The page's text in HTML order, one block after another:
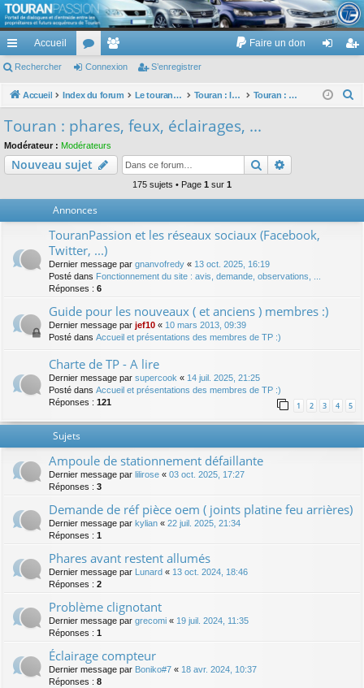
TouranPassion
Le forum des propriétaires ou futurs acquéreurs du Volkswagen Touran
cc
ès
pi
de
Accueil
or
u
e
m
Faire un don
ne nr
Rechercher Connexion S’enregistrer
Accueil Index du forum Le touran dans ses versions I (V1 V2 V3) et II ... Touran : les équipements électriques et électroniques Touran : phares, feux, éclairages, ...
c
Touran : phares, feux, éclairages, ...
Modérateur : Modérateurs
Nouveau sujet Rechercher
175 sujets • Page 1 sur 1
Annonces
TouranPassion et les réseaux sociaux (Facebook,
Twitter, ...)
Dernier message par gnanvofredy « 13 oct. 2025, 16:19
Posté dans Fonctionnement du site : avis, demande, observations, ...
Réponses : 6
Guide pour les nouveaux ( et anciens ) membres :)
Dernier message par jef10 « 10 mars 2013, 09:39
Posté dans Accueil et présentations des membres de TP :)
Charte de TP - A lire
Dernier message par supercook « 14 juil. 2025, 21:25
Posté dans Accueil et présentations des membres de TP :)
Réponses : 121 1 2 3 4 5
Sujets
Ampoule de stationnement défaillante
Dernier message par lilirose « 03 oct. 2025, 17:27
Réponses : 3
Demande de réf pièce oem ( joints platine feu arrières)
Dernier message par kylian « 22 juil. 2025, 21:34
Réponses : 1
Phares avant restent allumés
Dernier message par Lunard « 13 oct. 2024, 18:46
Réponses : 2
Problème clignotant
Dernier message par grecomi « 19 juil. 2024, 11:35
Réponses : 1
Éclairage compteur
Dernier message par Boniko#7 « 18 avr. 2024, 10:37
Réponses : 8